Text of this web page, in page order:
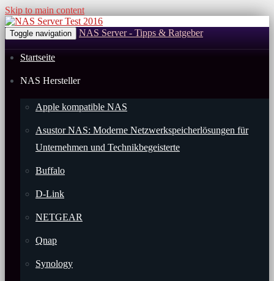
Skip to main content
Toggle navigation NAS Server - Tipps & Ratgeber
Startseite
NAS Hersteller
Apple kompatible NAS
Asustor NAS: Moderne Netzwerkspeicherlösungen für
Unternehmen und Technikbegeisterte
Buffalo
D-Link
NETGEAR
Qnap
Synology